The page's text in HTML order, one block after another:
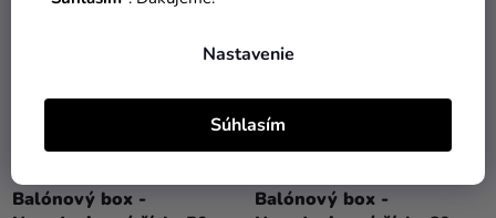
Nastavenie
Súhlasím
Balónový box -
Balónový box -